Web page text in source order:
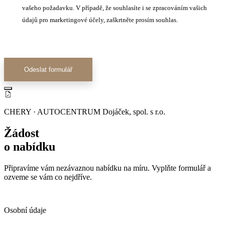
vašeho požadavku. V případě, že souhlasíte i se zpracováním vašich
údajů pro marketingové účely, zaškrtněte prosím souhlas.
Odeslat formulář
CHERY · AUTOCENTRUM Dojáček, spol. s r.o.
Žádost
o nabídku
Připravíme vám nezávaznou nabídku na míru. Vyplňte formulář a
ozveme se vám co nejdříve.
Osobní údaje